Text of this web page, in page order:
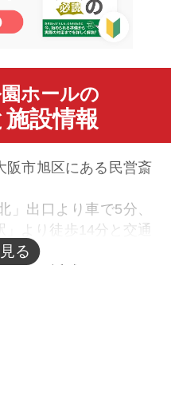
ホールの
設情報
阪市旭区にある民営斎
」出口より車で5分、
より徒歩14分と交通
スにも適しています
る